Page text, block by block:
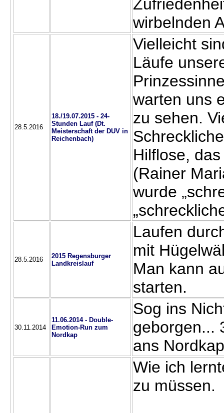
wirbelnden
28.5.2016
18./19.07.2015 - 24-
Stunden Lauf (Dt.
Meisterschaft der DUV in
Reichenbach)
Vielleicht
Läufe
warten uns
zu sehen.
Hilflose,
(Rainer
wurde
28.5.2016
2015 Regensburger
Landkreislauf
Laufen
mit
Man kann
starten.
30.11.2014
11.06.2014 - Double-
Emotion-Run zum
Nordkap
Sog ins
geborgen...
ans
Wie ich
zu müssen.